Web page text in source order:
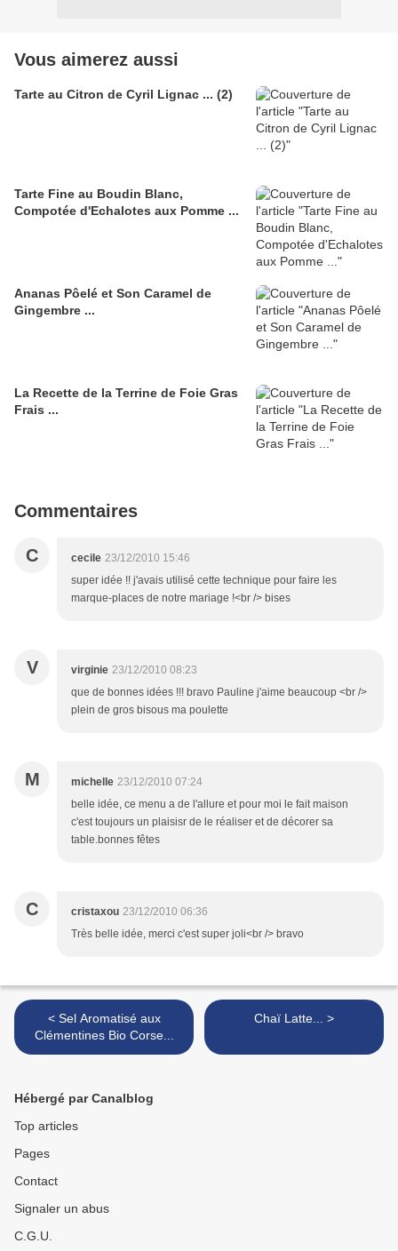
Vous aimerez aussi
Tarte au Citron de Cyril Lignac ... (2)
Tarte Fine au Boudin Blanc,
Compotée d'Echalotes aux Pomme ...
Ananas Pôelé et Son Caramel de
Gingembre ...
La Recette de la Terrine de Foie Gras
Frais ...
Commentaires
C cecile 23/12/2010 15:46
super idée !! j'avais utilisé cette technique pour faire les
marque-places de notre mariage !<br /> bises
V virginie 23/12/2010 08:23
que de bonnes idées !!! bravo Pauline j'aime beaucoup <br />
plein de gros bisous ma poulette
M michelle 23/12/2010 07:24
belle idée, ce menu a de l'allure et pour moi le fait maison
c'est toujours un plaisisr de le réaliser et de décorer sa
table.bonnes fêtes
C cristaxou 23/12/2010 06:36
Très belle idée, merci c'est super joli<br /> bravo
< Sel Aromatisé aux
Clémentines Bio Corse...
Chaï Latte... >
Hébergé par Canalblog
Top articles
Pages
Contact
Signaler un abus
C.G.U.